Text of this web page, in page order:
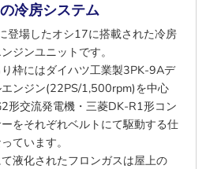
冷房システム
登場したオシ17に搭載された冷房
ジンユニットです。
枠にはダイハツ工業製3PK-9Aデ
エンジン(22PS/1,500rpm)を中心
形交流発電機・三菱DK-R1形コン
をそれぞれベルトにて駆動する仕
ています。
液化されたフロンガスは屋上の